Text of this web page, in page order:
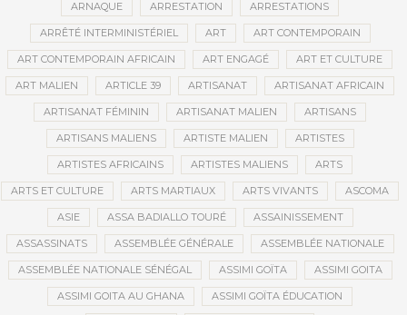
ARNAQUE ARRESTATION ARRESTATIONS
ARRÊTÉ INTERMINISTÉRIEL ART ART CONTEMPORAIN
ART CONTEMPORAIN AFRICAIN ART ENGAGÉ ART ET CULTURE
ART MALIEN ARTICLE 39 ARTISANAT ARTISANAT AFRICAIN
ARTISANAT FÉMININ ARTISANAT MALIEN ARTISANS
ARTISANS MALIENS ARTISTE MALIEN ARTISTES
ARTISTES AFRICAINS ARTISTES MALIENS ARTS
ARTS ET CULTURE ARTS MARTIAUX ARTS VIVANTS ASCOMA
ASIE ASSA BADIALLO TOURÉ ASSAINISSEMENT
ASSASSINATS ASSEMBLÉE GÉNÉRALE ASSEMBLÉE NATIONALE
ASSEMBLÉE NATIONALE SÉNÉGAL ASSIMI GOÏTA ASSIMI GOITA
ASSIMI GOITA AU GHANA ASSIMI GOÏTA ÉDUCATION